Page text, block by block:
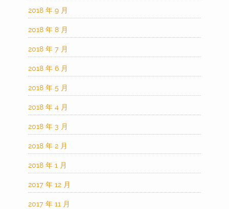
2018 年 9 月
2018 年 8 月
2018 年 7 月
2018 年 6 月
2018 年 5 月
2018 年 4 月
2018 年 3 月
2018 年 2 月
2018 年 1 月
2017 年 12 月
2017 年 11 月